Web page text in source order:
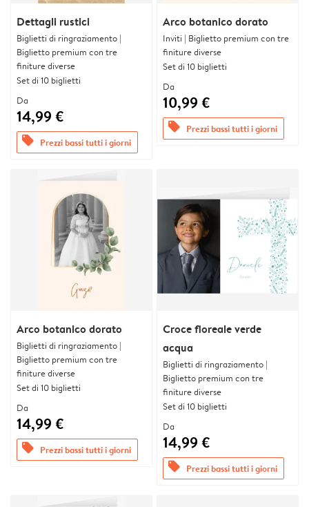
Dettagli rustici
Biglietti di ringraziamento |
Biglietto premium con tre
finiture diverse
Set di 10 biglietti
Da
14,99 €
offers Prezzi bassi tutti i giorni
Arco botanico dorato
Inviti | Biglietto premium con tre
finiture diverse
Set di 10 biglietti
Da
10,99 €
offers Prezzi bassi tutti i giorni
Arco botanico dorato
Biglietti di ringraziamento |
Biglietto premium con tre
finiture diverse
Set di 10 biglietti
Da
14,99 €
offers Prezzi bassi tutti i giorni
Croce floreale verde
acqua
Biglietti di ringraziamento |
Biglietto premium con tre
finiture diverse
Set di 10 biglietti
Da
14,99 €
offers Prezzi bassi tutti i giorni